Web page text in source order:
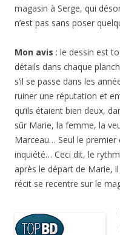
magasin à Serge, qui
n’est pas sans poser
Mon avis : le dessin est
détails dans chaque
s’il se passe dans les
ruiner une réputation et
qu’ils étaient bien deux,
sûr Marie, la femme, la
Marceau… Seul le
inquiété… Ceci dit, le
après le départ de Marie,
récit se recentre sur le